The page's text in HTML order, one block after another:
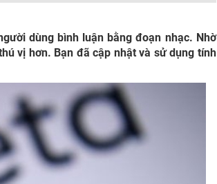
dùng bình luận bằng đoạn nhạc. Nhờ
vị hơn. Bạn đã cập nhật và sử dụng tính